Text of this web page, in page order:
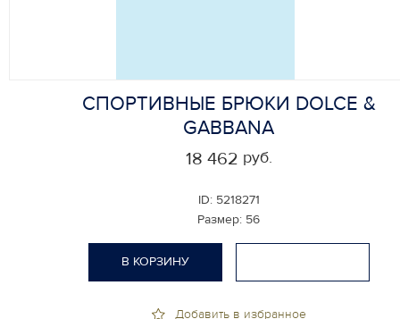
СПОРТИВНЫЕ БРЮКИ DOLCE &
GABBANA
ID: 5218271
Размер: 56
18 462 руб.
Добавить в избранное
В КОРЗИНУ